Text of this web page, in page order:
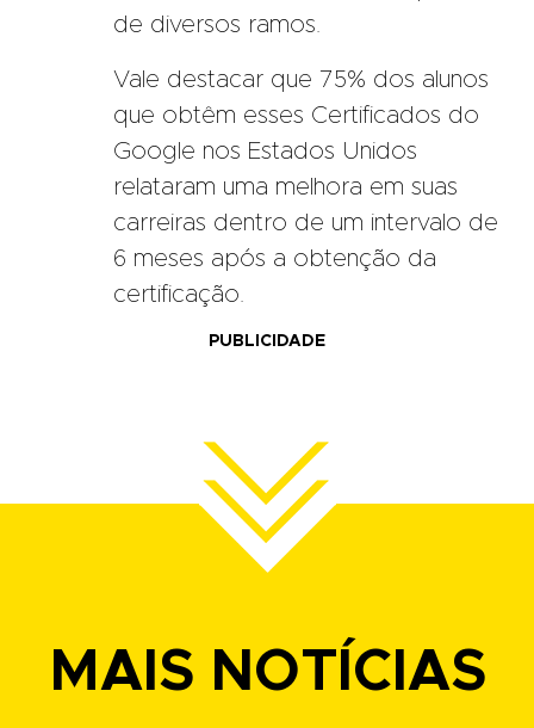
de diversos ramos.
Vale destacar que 75% dos alunos
que obtêm esses Certificados do
Google nos Estados Unidos
relataram uma melhora em suas
carreiras dentro de um intervalo de
6 meses após a obtenção da
certificação.
PUBLICIDADE
MAIS NOTÍCIAS